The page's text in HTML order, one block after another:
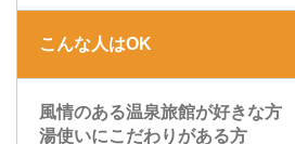
こんな人はOK
風情のある温泉旅館が好きな方
湯使いにこだわりがある方